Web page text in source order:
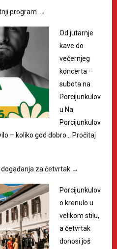
program →
Od jutarnje
kave do
večernjeg
koncerta –
subota na
Porcijunkulov
u Na
Porcijunkulov
– koliko god dobro…
Pročitaj
događanja za četvrtak →
Porcijunkulov
o krenulo u
velikom stilu,
a četvrtak
donosi još